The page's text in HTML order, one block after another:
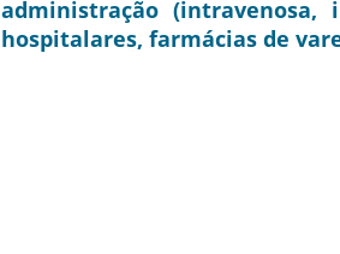
administração
hospitalares, farmácias de